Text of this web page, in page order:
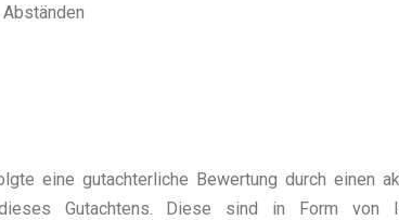
eine gutachterliche Bewertung durch einen
Gutachtens. Diese sind in Form von